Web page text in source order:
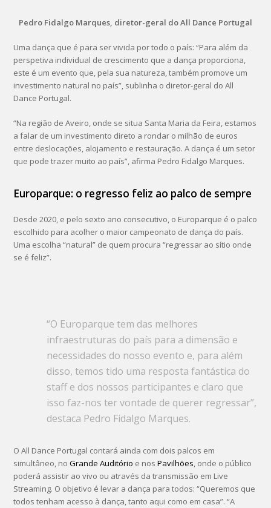
Pedro Fidalgo Marques, diretor-geral do All Dance Portugal
Uma dança que é para ser vivida por todo o país: “Para além da
perspetiva individual de crescimento que a dança proporciona,
este é um evento que, pela sua natureza, também promove um
investimento natural no país”, sublinha o diretor-geral do All
Dance Portugal.
“Na região de Aveiro, onde se situa Santa Maria da Feira, estamos
a falar de um investimento direto a rondar o milhão de euros
entre deslocações, alojamento e restauração. A dança é um setor
que pode trazer muito ao país”, afirma Pedro Fidalgo Marques.
Europarque: o regresso feliz ao palco de sempre
Desde 2020, e pelo sexto ano consecutivo, o Europarque é o palco
escolhido para acolher o maior campeonato de dança do país.
Uma escolha “natural” de quem procura “regressar ao sítio onde
se é feliz”.
“O Europarque tem das melhores
infraestruturas do país para a dimensão e
necessidades do nosso evento e, para além
disso, temos tido uma resposta fantástica do
staff e dos nossos participantes e claro que
isso faz-nos ter vontade de querer regressar”,
destaca Pedro Fidalgo Marques.
O All Dance Portugal contará ainda com dois palcos em
simultâneo, noGrande Auditório e nosPavilhões, onde o público
poderá assistir ao vivo ou através da transmissão em Live
Streaming. O objetivo é levar a dança para todos: “Queremos que
todos tenham acesso à dança, tanto aqui como em casa”. “A